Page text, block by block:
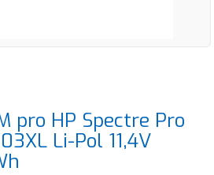
pro HP Spectre Pro
Li-Pol 11,4V